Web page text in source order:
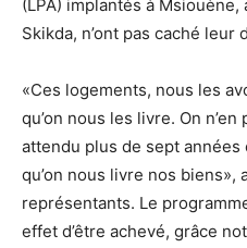
(LPA) implantés à
Skikda, n’ont pas caché leur
«Ces logements, nous les
qu’on nous les livre. On
attendu plus de sept années
qu’on nous livre nos biens»,
représentants. Le
effet d’être achevé, grâce